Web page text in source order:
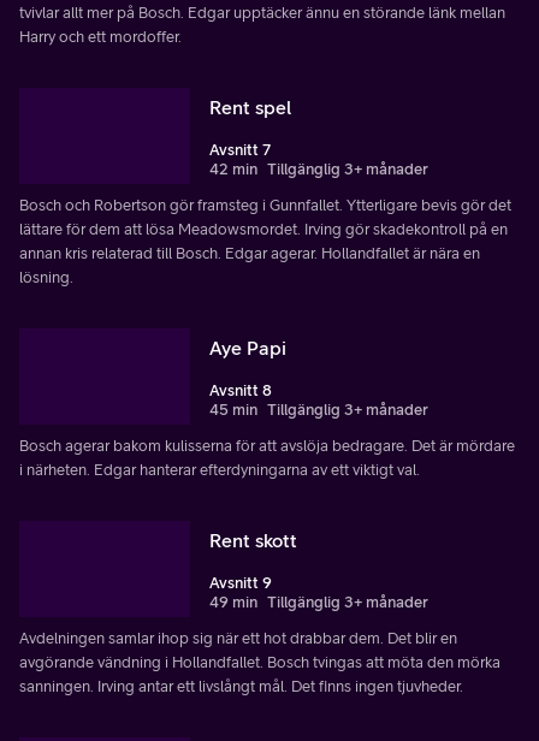
tvivlar allt mer på Bosch. Edgar upptäcker ännu en störande länk mellan
Harry och ett mordoffer.
Rent spel
Avsnitt 7
42 min Tillgänglig 3+ månader
Bosch och Robertson gör framsteg i Gunnfallet. Ytterligare bevis gör det
lättare för dem att lösa Meadowsmordet. Irving gör skadekontroll på en
annan kris relaterad till Bosch. Edgar agerar. Hollandfallet är nära en
lösning.
Aye Papi
Avsnitt 8
45 min Tillgänglig 3+ månader
Bosch agerar bakom kulisserna för att avslöja bedragare. Det är mördare
i närheten. Edgar hanterar efterdyningarna av ett viktigt val.
Rent skott
Avsnitt 9
49 min Tillgänglig 3+ månader
Avdelningen samlar ihop sig när ett hot drabbar dem. Det blir en
avgörande vändning i Hollandfallet. Bosch tvingas att möta den mörka
sanningen. Irving antar ett livslångt mål. Det finns ingen tjuvheder.